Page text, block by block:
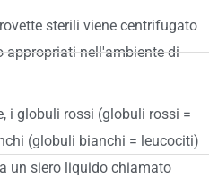
sterili viene centrifugato
appropriati nell'ambiente di
i globuli rossi (globuli rossi =
(globuli bianchi = leucociti)
un siero liquido chiamato